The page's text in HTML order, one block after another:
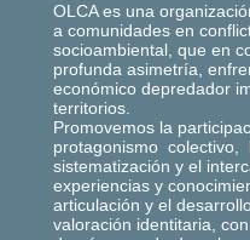
OLCA es una
a comunidades en
socioambiental, que en
profunda asimetría,
económico depredador
territorios.
Promovemos la
protagonismo colectivo,
sistematización y el
experiencias y
articulación y el
valoración identitaria,